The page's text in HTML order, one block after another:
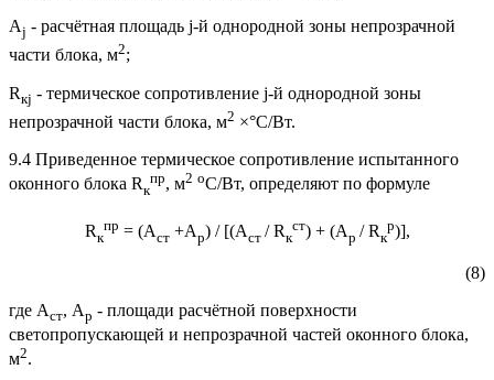
Аj - расчётная площадь j-й однородной зоны непрозрачной
части блока, м2;
Rкj - термическое сопротивление j-й однородной зоны
непрозрачной части блока, м2 ×°С/Вт.
9.4 Приведенное термическое сопротивление испытанного
оконного блока Rк
пр, м2 оС/Вт, определяют по формуле
Rк
пр = (Аст +Ар) / [(Аст / Rк
ст) + (Ар / Rк
р)],
(8)
где Аст, Ар - площади расчётной поверхности
светопропускающей и непрозрачной частей оконного блока,
м2.